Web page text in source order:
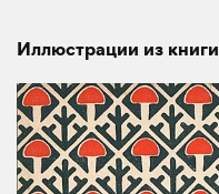
Иллюстрации из книги